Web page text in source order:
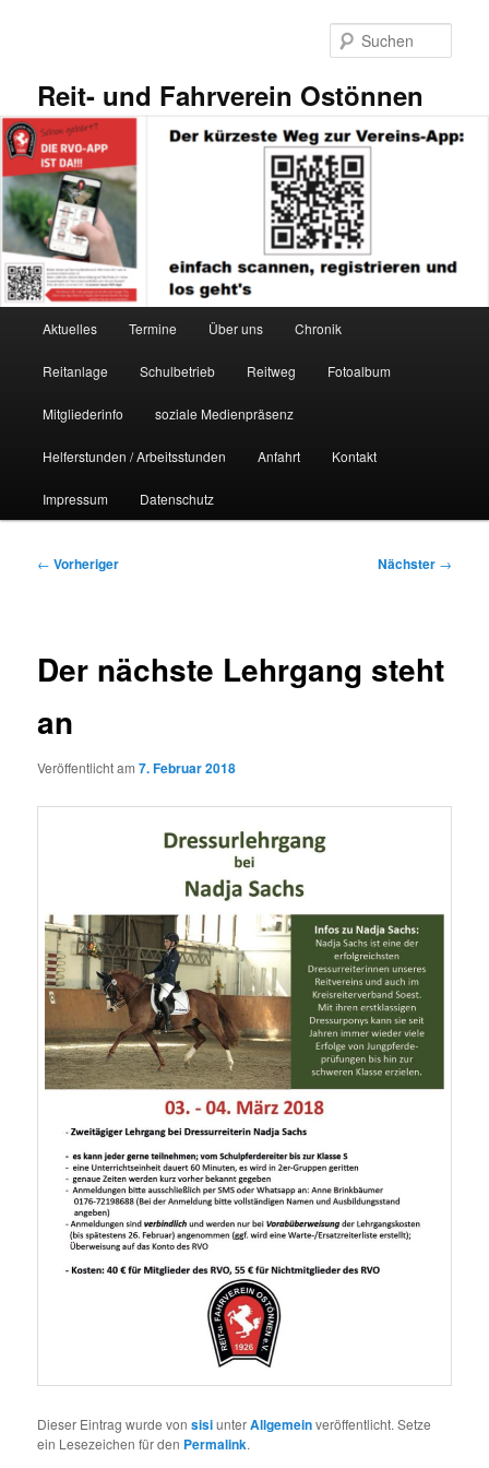
Reit- und Fahrverein Ostönnen
Aktuelles Termine Über uns Chronik
Reitanlage Schulbetrieb Reitweg Fotoalbum
Mitgliederinfo soziale Medienpräsenz
Helferstunden / Arbeitsstunden Anfahrt Kontakt
Impressum Datenschutz
Beitragsnavigation
← Vorheriger Nächster →
Der nächste Lehrgang steht
an
Veröffentlicht am7. Februar 2018
Dieser Eintrag wurde vonsisiunterAllgemeinveröffentlicht. Setze
ein Lesezeichen für den Permalink.